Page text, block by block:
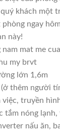
khách một
ngay
này!
lớn 1,6m
thêm người
việc, truyền
tắm nóng
nấu ăn,